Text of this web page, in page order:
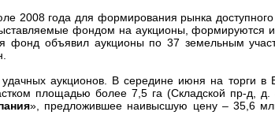
2008 года для формирования рынка
фондом на аукционы, формируются
фонд объявил аукционы по 37 земельным
аукционов. В середине июня на торги в
площадью более 7,5 га (Складской пр-д,
», предложившее наивысшую цену – 35,6